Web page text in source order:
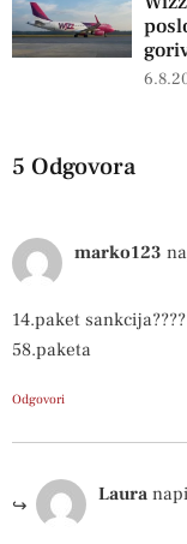
5 Odgovora
marko123
14.paket
58.paketa
Odgovori
Laura